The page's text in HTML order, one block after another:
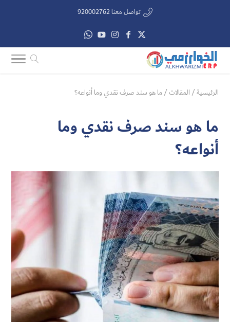
تواصل معنا 920002762
الرئيسية/ المقالات/ما هو سند صرف نقدي وما أنواعه؟
ما هو سند صرف نقدي وما
أنواعه؟